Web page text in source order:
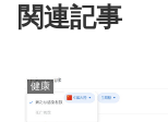
関連記事
健康